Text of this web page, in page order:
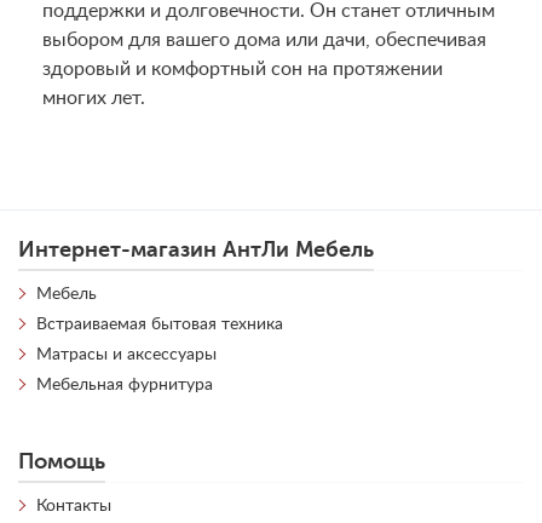
поддержки и долговечности. Он станет отличным
выбором для вашего дома или дачи, обеспечивая
здоровый и комфортный сон на протяжении
многих лет.
Интернет-магазин АнтЛи Мебель
Мебель
Встраиваемая бытовая техника
Матрасы и аксессуары
Мебельная фурнитура
Помощь
Контакты